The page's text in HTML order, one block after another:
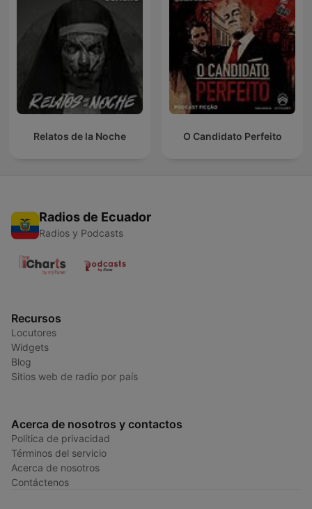
Relatos de la Noche O Candidato Perfeito
Radios de Ecuador
Radios y Podcasts
Recursos
Locutores
Widgets
Blog
Sitios web de radio por país
Acerca de nosotros y contactos
Política de privacidad
Términos del servicio
Acerca de nosotros
Contáctenos